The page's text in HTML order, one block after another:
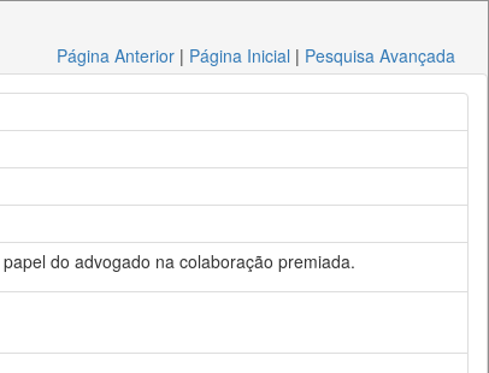
Página Anterior | Página Inicial | Pesquisa Avançada
do advogado na colaboração premiada.